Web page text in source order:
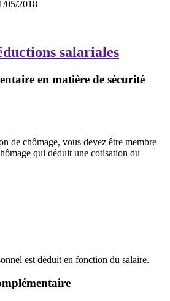
05/2018
salariales
en matière de sécurité
de chômage, vous devez être membre
qui déduit une cotisation du
est déduit en fonction du salaire.